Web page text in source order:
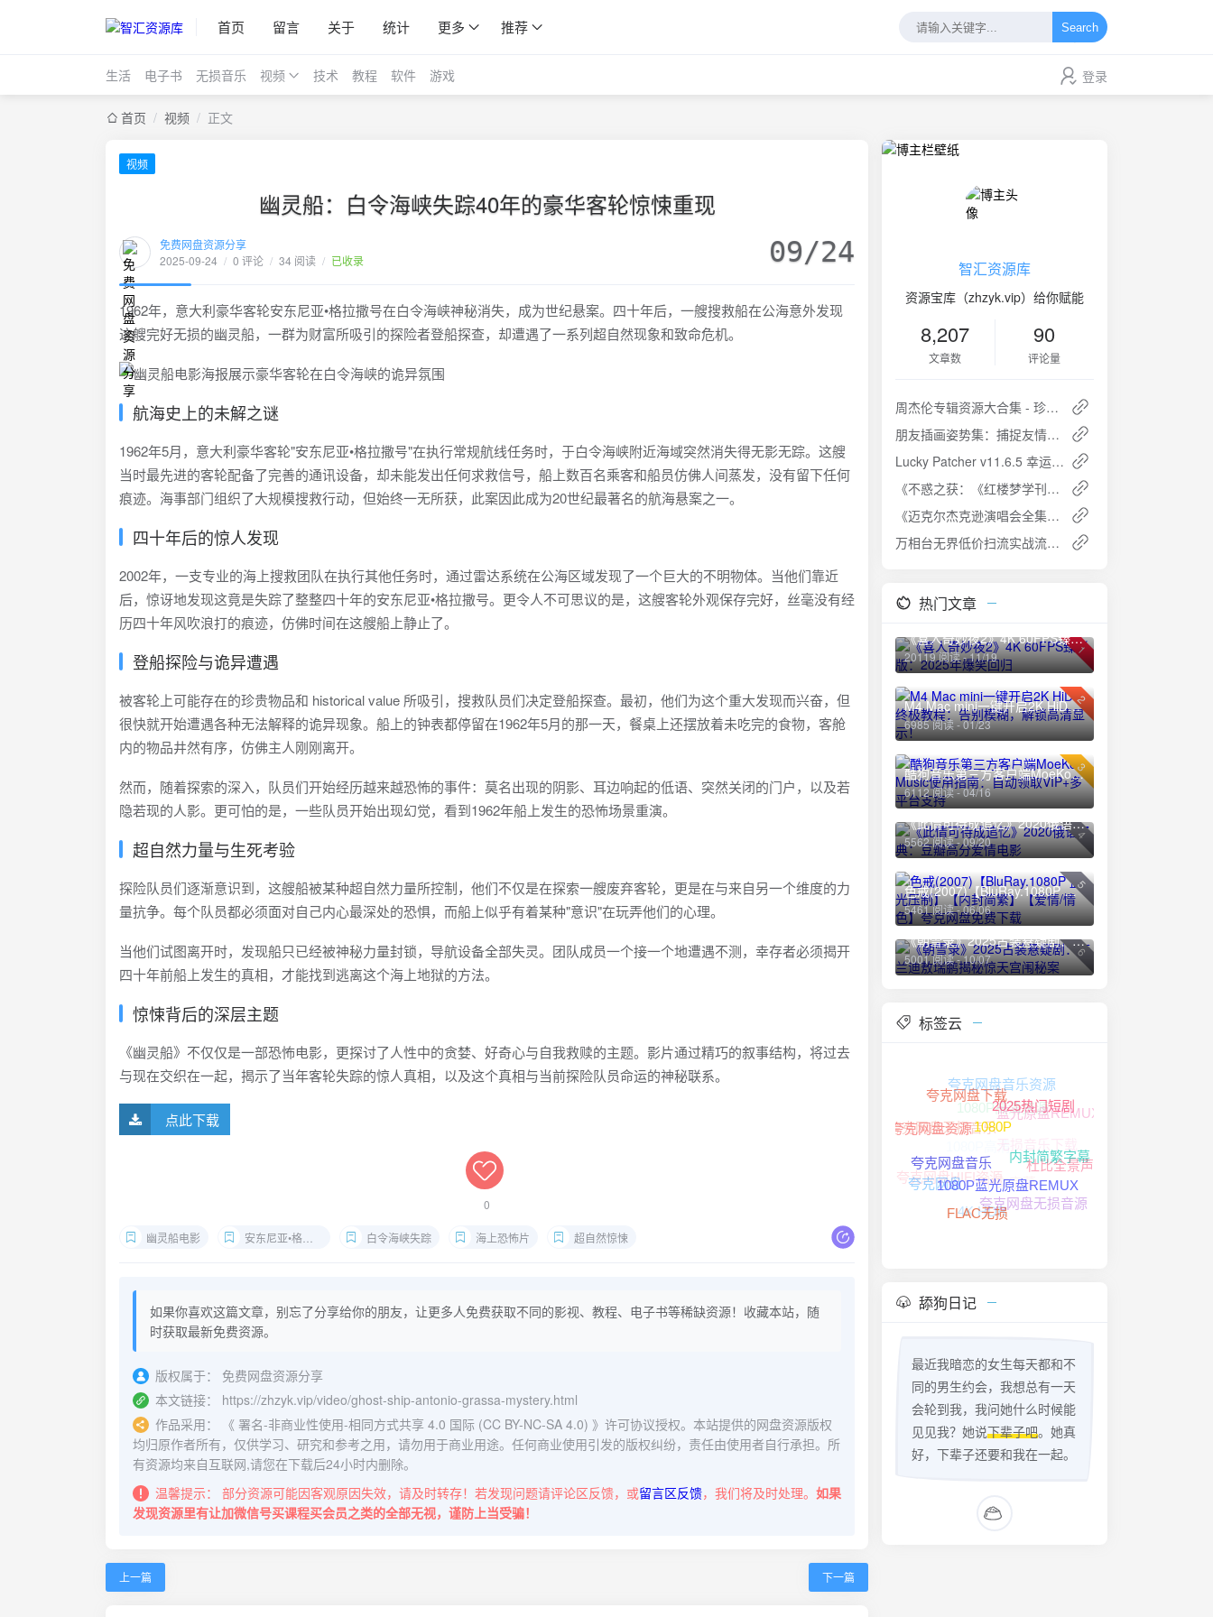
首页 留言 关于 统计 更多 推荐 Search
生活 电子书 无损音乐 视频 技术 教程 软件 游戏 登录
首页 / 视频 / 正文
视频
幽灵船：白令海峡失踪40年的豪华客轮惊悚重现
免费网盘资源分享
2025-09-24 / 0 评论 / 34 阅读 / 已收录 09/24
1962年，意大利豪华客轮安东尼亚•格拉撒号在白令海峡神秘消失，成为世纪悬案。四十年后，一艘搜救船在公海意外发现
这艘完好无损的幽灵船，一群为财富所吸引的探险者登船探查，却遭遇了一系列超自然现象和致命危机。
航海史上的未解之谜
1962年5月，意大利豪华客轮"安东尼亚•格拉撒号"在执行常规航线任务时，于白令海峡附近海域突然消失得无影无踪。这艘
当时最先进的客轮配备了完善的通讯设备，却未能发出任何求救信号，船上数百名乘客和船员仿佛人间蒸发，没有留下任何
痕迹。海事部门组织了大规模搜救行动，但始终一无所获，此案因此成为20世纪最著名的航海悬案之一。
四十年后的惊人发现
2002年，一支专业的海上搜救团队在执行其他任务时，通过雷达系统在公海区域发现了一个巨大的不明物体。当他们靠近
后，惊讶地发现这竟是失踪了整整四十年的安东尼亚•格拉撒号。更令人不可思议的是，这艘客轮外观保存完好，丝毫没有经
历四十年风吹浪打的痕迹，仿佛时间在这艘船上静止了。
登船探险与诡异遭遇
被客轮上可能存在的珍贵物品和 historical value 所吸引，搜救队员们决定登船探查。最初，他们为这个重大发现而兴奋，但
很快就开始遭遇各种无法解释的诡异现象。船上的钟表都停留在1962年5月的那一天，餐桌上还摆放着未吃完的食物，客舱
内的物品井然有序，仿佛主人刚刚离开。
然而，随着探索的深入，队员们开始经历越来越恐怖的事件：莫名出现的阴影、耳边响起的低语、突然关闭的门户，以及若
隐若现的人影。更可怕的是，一些队员开始出现幻觉，看到1962年船上发生的恐怖场景重演。
超自然力量与生死考验
探险队员们逐渐意识到，这艘船被某种超自然力量所控制，他们不仅是在探索一艘废弃客轮，更是在与来自另一个维度的力
量抗争。每个队员都必须面对自己内心最深处的恐惧，而船上似乎有着某种"意识"在玩弄他们的心理。
当他们试图离开时，发现船只已经被神秘力量封锁，导航设备全部失灵。团队成员一个接一个地遭遇不测，幸存者必须揭开
四十年前船上发生的真相，才能找到逃离这个海上地狱的方法。
惊悚背后的深层主题
《幽灵船》不仅仅是一部恐怖电影，更探讨了人性中的贪婪、好奇心与自我救赎的主题。影片通过精巧的叙事结构，将过去
与现在交织在一起，揭示了当年客轮失踪的惊人真相，以及这个真相与当前探险队员命运的神秘联系。
点此下载
0
幽灵船电影 安东尼亚•格拉撒号 白令海峡失踪 海上恐怖片 超自然惊悚
如果你喜欢这篇文章，别忘了分享给你的朋友，让更多人免费获取不同的影视、教程、电子书等稀缺资源！收藏本站，随
时获取最新免费资源。
版权属于：
免费网盘资源分享
本文链接：
https://zhzyk.vip/video/ghost-ship-antonio-grassa-mystery.html
作品采用：
《 署名-非商业性使用-相同方式共享 4.0 国际 (CC BY-NC-SA 4.0) 》许可协议授权。本站提供的网盘资源版权
均归原作者所有，仅供学习、研究和参考之用，请勿用于商业用途。任何商业使用引发的版权纠纷，责任由使用者自行承担。所
有资源均来自互联网,请您在下载后24小时内删除。
温馨提示：
部分资源可能因客观原因失效，请及时转存！若发现问题请评论区反馈，或留言区反馈，我们将及时处理。 如果
发现资源里有让加微信号买课程买会员之类的全部无视，谨防上当受骗！
上一篇 下一篇
智汇资源库
资源宝库（zhzyk.vip）给你赋能
8,207
文章数
90
评论量
周杰伦专辑资源大合集 - 珍藏资源，歌迷必备
朋友插画姿势集：捕捉友情瞬间的艺术指南
Lucky Patcher v11.6.5 幸运破解器：安卓去广告破解神器最新版
《不惑之获：《红楼梦学刊》40年精选文集（全三卷）》PDF+全格式夸克网盘高速下载+免费资源
《迈克尔杰克逊演唱会全集》夸克网盘高速下载+免费资源
万相台无界低价扫流实战流程夸克网盘免费下载
热门文章
1
《喜人奇妙夜2》4K 60FPS臻彩版：2025年爆笑回归
20119 阅读 - 11/19
2
M4 Mac mini一键开启2K HiDPI终极教程：告别模糊，解锁高清显示！
6985 阅读 - 01/23
3
酷狗音乐第三方客户端MoeKoe Music使用指南：自动领取VIP+多平台支持
6112 阅读 - 04/16
4
《此情可待成追忆》2020俄语经典：豆瓣高分爱情电影
5562 阅读 - 09/20
5
色戒(2007)【BluRay.1080P 蓝光压制】【内封简繁】【爱情/情色】夸克网盘免费下载
5461 阅读 - 06/06
6
《朝雪录》2025古装悬疑剧：李兰迪敖瑞鹏揭秘惊天宫闱秘案
5001 阅读 - 10/07
标签云
夸克网盘无损音乐
夸克网盘资源
夸克网盘下载
夸克网盘音乐资源
1080P高清资源
1080P高清
夸克网盘HIFI资源
夸克网盘
夸克网盘音乐
2025热门短剧
蓝光原盘REMUX
无损音乐下载
中文字幕
4K HDR
FLAC无损
1080P蓝光原盘REMUX
内封简繁字幕
杜比全景声
夸克网盘无损音源
舔狗日记
最近我暗恋的女生每天都和不
同的男生约会，我想总有一天
会轮到我，我问她什么时候能
见见我？她说下辈子吧。她真
好，下辈子还要和我在一起。